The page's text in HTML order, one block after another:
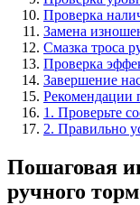
Проверка
Замена
Смазка троса
Проверка
Завершение
Рекомендации
1. Проверьте
2. Правильно
Пошаговая
ручного